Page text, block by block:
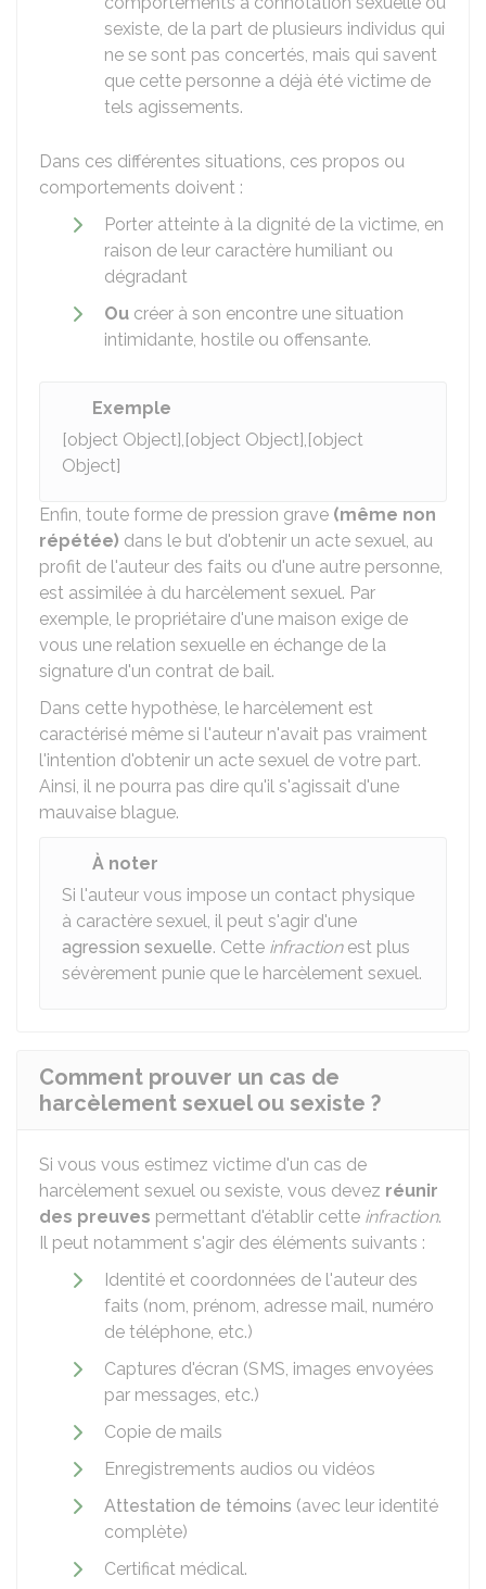
sexiste, de la part de plusieurs individus qui
ne se sont pas concertés, mais qui savent
que cette personne a déjà été victime de
tels agissements.
Dans ces différentes situations, ces propos ou
comportements doivent :
Porter atteinte à la dignité de la victime, en
raison de leur caractère humiliant ou
dégradant
Ou créer à son encontre une situation
intimidante, hostile ou offensante.
Exemple
[object Object],[object Object],[object
Object]
Enfin, toute forme de pression grave (même non
répétée) dans le but d'obtenir un acte sexuel, au
profit de l'auteur des faits ou d'une autre personne,
est assimilée à du harcèlement sexuel. Par
exemple, le propriétaire d'une maison exige de
vous une relation sexuelle en échange de la
signature d'un contrat de bail.
Dans cette hypothèse, le harcèlement est
caractérisé même si l'auteur n'avait pas vraiment
l'intention d'obtenir un acte sexuel de votre part.
Ainsi, il ne pourra pas dire qu'il s'agissait d'une
mauvaise blague.
À noter
Si l'auteur vous impose un contact physique
à caractère sexuel, il peut s'agir d'une
agression sexuelle. Cette infractionest plus
sévèrement punie que le harcèlement sexuel.
Comment prouver un cas de
harcèlement sexuel ou sexiste ?
Si vous vous estimez victime d'un cas de
harcèlement sexuel ou sexiste, vous devez réunir
des preuves permettant d'établir cette infraction.
Il peut notamment s'agir des éléments suivants :
Identité et coordonnées de l'auteur des
faits (nom, prénom, adresse mail, numéro
de téléphone, etc.)
Captures d'écran (SMS, images envoyées
par messages, etc.)
Copie de mails
Enregistrements audios ou vidéos
Attestation de témoins (avec leur identité
complète)
Certificat médical.